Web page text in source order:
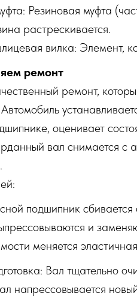
Резиновая муфта
растрескивается.
вилка: Элемент,
ремонт
ремонт,
оценивает
вал снимается с
подшипник сбивается
и
меняется
Вал тщательно
напрессовывается